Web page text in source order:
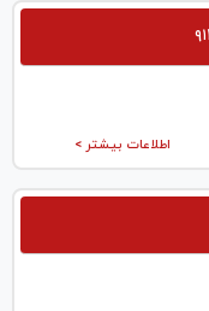
اطلاعات بیشتر >